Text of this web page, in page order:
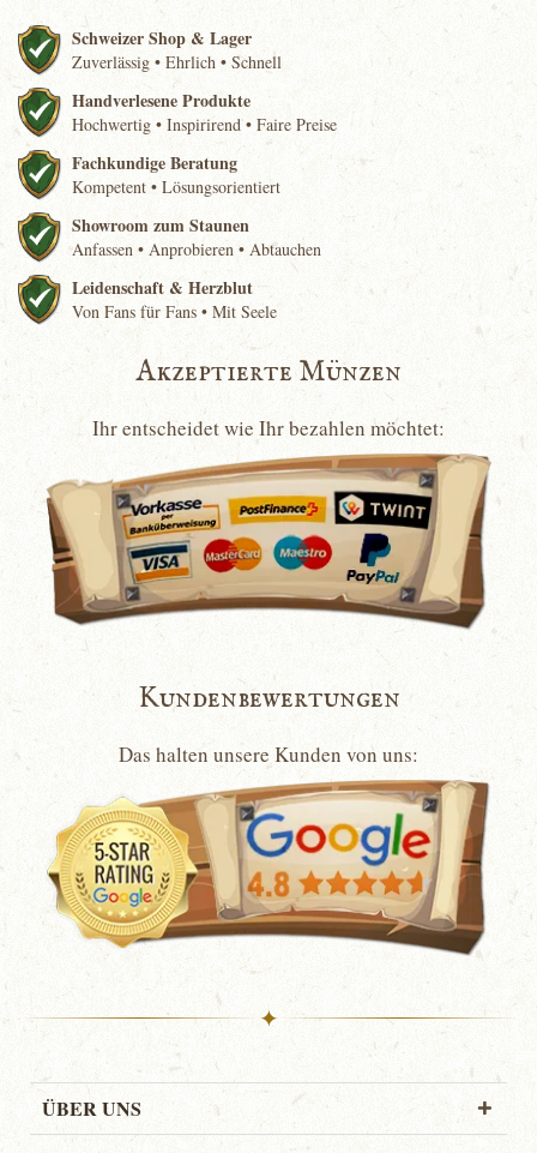
Schweizer Shop & Lager
Zuverlässig • Ehrlich • Schnell
Handverlesene Produkte
Hochwertig • Inspirirend • Faire Preise
Fachkundige Beratung
Kompetent • Lösungsorientiert
Showroom zum Staunen
Anfassen • Anprobieren • Abtauchen
Leidenschaft & Herzblut
Von Fans für Fans • Mit Seele
Akzeptierte Münzen
Ihr entscheidet wie Ihr bezahlen möchtet:
Kundenbewertungen
Das halten unsere Kunden von uns:
✦
ÜBER UNS